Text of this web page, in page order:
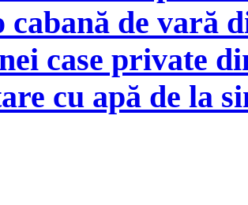
cabană de vară
case private
cu apă de la